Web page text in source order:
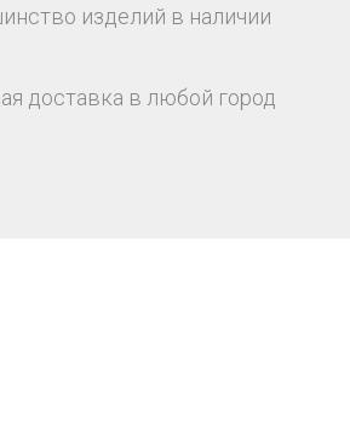
изделий в наличии
доставка в любой город